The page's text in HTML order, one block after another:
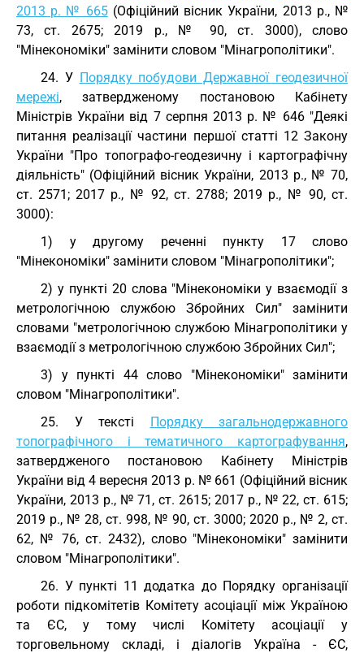
2013 р. № 665(Офіційний вісник України, 2013 р., №
73, ст. 2675; 2019 р., № 90, ст. 3000), слово
"Мінекономіки" замінити словом "Мінагрополітики".
24. У Порядку побудови Державної геодезичної
мережі, затвердженому постановою Кабінету
Міністрів України від 7 серпня 2013 р. № 646 "Деякі
питання реалізації частини першої статті 12 Закону
України "Про топографо-геодезичну і картографічну
діяльність" (Офіційний вісник України, 2013 р., № 70,
ст. 2571; 2017 р., № 92, ст. 2788; 2019 р., № 90, ст.
3000):
1) у другому реченні пункту 17 слово
"Мінекономіки" замінити словом "Мінагрополітики";
2) у пункті 20 слова "Мінекономіки у взаємодії з
метрологічною службою Збройних Сил" замінити
словами "метрологічною службою Мінагрополітики у
взаємодії з метрологічною службою Збройних Сил";
3) у пункті 44 слово "Мінекономіки" замінити
словом "Мінагрополітики".
25. У тексті Порядку загальнодержавного
топографічного і тематичного картографування,
затвердженого постановою Кабінету Міністрів
України від 4 вересня 2013 р. № 661 (Офіційний вісник
України, 2013 р., № 71, ст. 2615; 2017 р., № 22, ст. 615;
2019 р., № 28, ст. 998, № 90, ст. 3000; 2020 р., № 2, ст.
62, № 76, ст. 2432), слово "Мінекономіки" замінити
словом "Мінагрополітики".
26. У пункті 11 додатка до Порядку організації
роботи підкомітетів Комітету асоціації між Україною
та ЄС, у тому числі Комітету асоціації у
торговельному складі, і діалогів Україна - ЄС,